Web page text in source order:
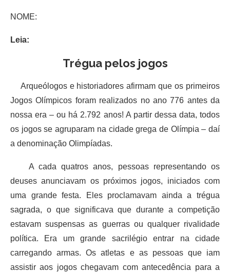
NOME:
Leia:
Trégua pelos jogos
Arqueólogos e historiadores afirmam que os primeiros
Jogos Olímpicos foram realizados no ano 776 antes da
nossa era – ou há 2.792 anos! A partir dessa data, todos
os jogos se agruparam na cidade grega de Olímpia – daí
a denominação Olimpíadas.
A cada quatros anos, pessoas representando os
deuses anunciavam os próximos jogos, iniciados com
uma grande festa. Eles proclamavam ainda a trégua
sagrada, o que significava que durante a competição
estavam suspensas as guerras ou qualquer rivalidade
política. Era um grande sacrilégio entrar na cidade
carregando armas. Os atletas e as pessoas que iam
assistir aos jogos chegavam com antecedência para a